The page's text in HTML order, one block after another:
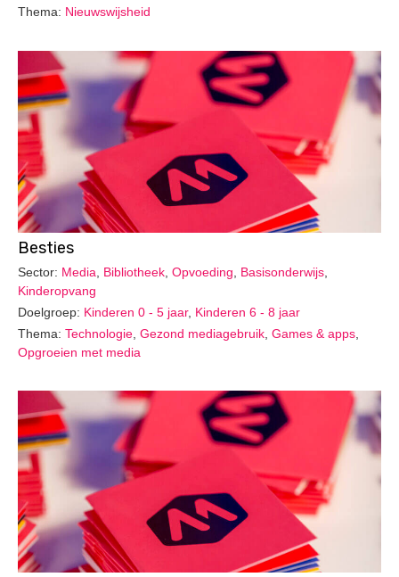
Thema: Nieuwswijsheid
Besties
Sector: Media Bibliotheek Opvoeding Basisonderwijs
Kinderopvang
Doelgroep: Kinderen 0 - 5 jaar, Kinderen 6 - 8 jaar
Thema: Technologie Gezond mediagebruik Games & apps
Opgroeien met media